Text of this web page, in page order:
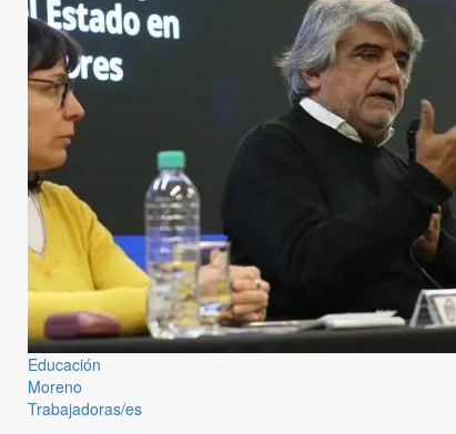
Educación
Moreno
Trabajadoras/es